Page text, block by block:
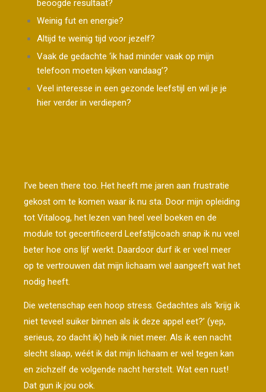
beoogde resultaat?
Weinig fut en energie?
Altijd te weinig tijd voor jezelf?
Vaak de gedachte ‘ik had minder vaak op mijn
telefoon moeten kijken vandaag’?
Veel interesse in een gezonde leefstijl en wil je je
hier verder in verdiepen?
I’ve been there too. Het heeft me jaren aan frustratie
gekost om te komen waar ik nu sta. Door mijn opleiding
tot Vitaloog, het lezen van heel veel boeken en de
module tot gecertificeerd Leefstijlcoach snap ik nu veel
beter hoe ons lijf werkt. Daardoor durf ik er veel meer
op te vertrouwen dat mijn lichaam wel aangeeft wat het
nodig heeft.
Die wetenschap een hoop stress. Gedachtes als ‘krijg ik
niet teveel suiker binnen als ik deze appel eet?’ (yep,
serieus, zo dacht ik) heb ik niet meer. Als ik een nacht
slecht slaap, wéét ik dat mijn lichaam er wel tegen kan
en zichzelf de volgende nacht herstelt. Wat een rust!
Dat gun ik jou ook.